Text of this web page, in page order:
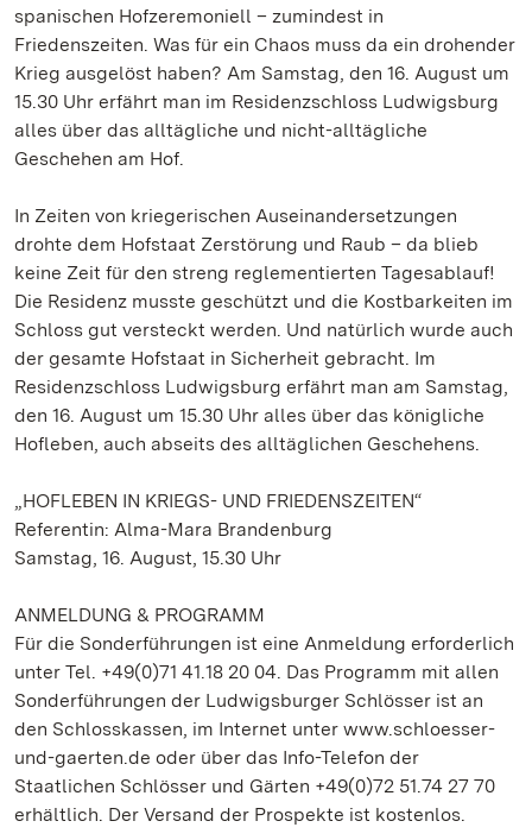
spanischen Hofzeremoniell – zumindest in
Friedenszeiten. Was für ein Chaos muss da ein drohender
Krieg ausgelöst haben? Am Samstag, den 16. August um
15.30 Uhr erfährt man im Residenzschloss Ludwigsburg
alles über das alltägliche und nicht-alltägliche
Geschehen am Hof.
In Zeiten von kriegerischen Auseinandersetzungen
drohte dem Hofstaat Zerstörung und Raub – da blieb
keine Zeit für den streng reglementierten Tagesablauf!
Die Residenz musste geschützt und die Kostbarkeiten im
Schloss gut versteckt werden. Und natürlich wurde auch
der gesamte Hofstaat in Sicherheit gebracht. Im
Residenzschloss Ludwigsburg erfährt man am Samstag,
den 16. August um 15.30 Uhr alles über das königliche
Hofleben, auch abseits des alltäglichen Geschehens.
„HOFLEBEN IN KRIEGS- UND FRIEDENSZEITEN“
Referentin: Alma-Mara Brandenburg
Samstag, 16. August, 15.30 Uhr
ANMELDUNG & PROGRAMM
Für die Sonderführungen ist eine Anmeldung erforderlich
unter Tel. +49(0)71 41.18 20 04. Das Programm mit allen
Sonderführungen der Ludwigsburger Schlösser ist an
den Schlosskassen, im Internet unter www.schloesser-
und-gaerten.de oder über das Info-Telefon der
Staatlichen Schlösser und Gärten +49(0)72 51.74 27 70
erhältlich. Der Versand der Prospekte ist kostenlos.